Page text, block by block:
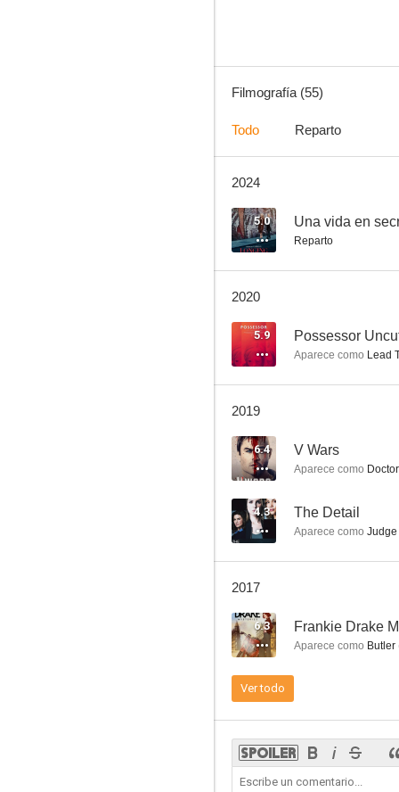
6.4
Filmografía (55)
Todo Reparto
2024
5.0 Una vida en
Reparto
2020
5.9 Possessor
Aparece como Lead
2019
6.4 V Wars
Aparece como Doctor
4.3 The Detail
Aparece como
2017
6.3 Frankie Drake
Aparece como Butler
Ver todo